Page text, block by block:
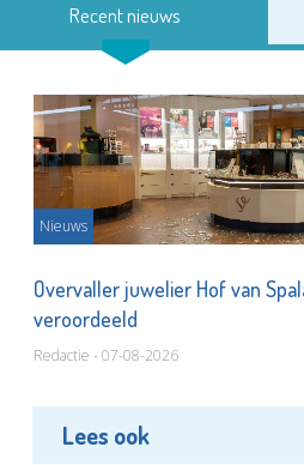
Recent nieuws
Nieuws
Overvaller juwelier Hof van
veroordeeld
Redactie - 07-08-2026
Lees ook